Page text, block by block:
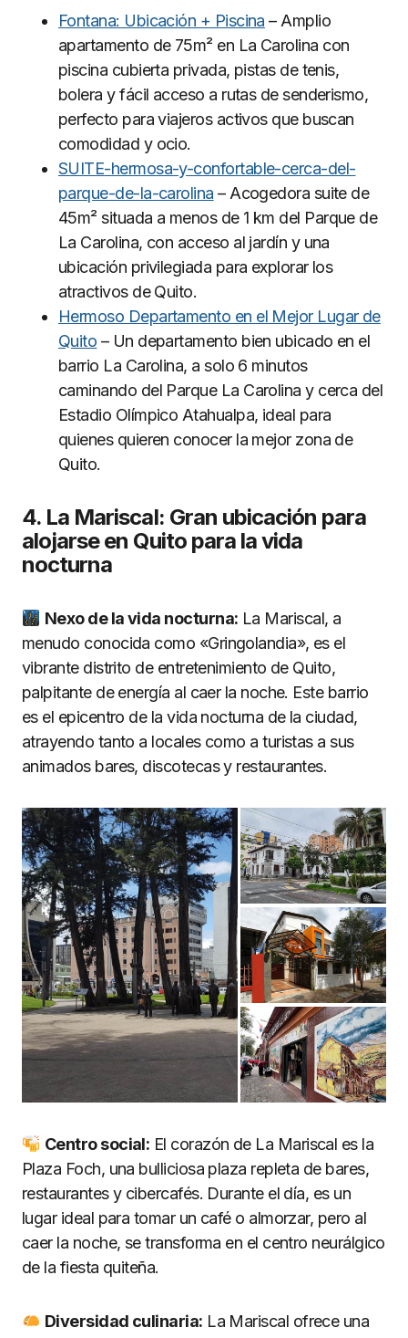
Fontana: Ubicación + Piscina – Amplio
apartamento de 75m² en La Carolina con
piscina cubierta privada, pistas de tenis,
bolera y fácil acceso a rutas de senderismo,
perfecto para viajeros activos que buscan
comodidad y ocio.
SUITE-hermosa-y-confortable-cerca-del-
parque-de-la-carolina – Acogedora suite de
45m² situada a menos de 1 km del Parque de
La Carolina, con acceso al jardín y una
ubicación privilegiada para explorar los
atractivos de Quito.
Hermoso Departamento en el Mejor Lugar de
Quito – Un departamento bien ubicado en el
barrio La Carolina, a solo 6 minutos
caminando del Parque La Carolina y cerca del
Estadio Olímpico Atahualpa, ideal para
quienes quieren conocer la mejor zona de
Quito.
4. La Mariscal: Gran ubicación para
alojarse en Quito para la vida
nocturna
Nexo de la vida nocturna: La Mariscal, a
menudo conocida como «Gringolandia», es el
vibrante distrito de entretenimiento de Quito,
palpitante de energía al caer la noche. Este barrio
es el epicentro de la vida nocturna de la ciudad,
atrayendo tanto a locales como a turistas a sus
animados bares, discotecas y restaurantes.
Centro social: El corazón de La Mariscal es la
Plaza Foch, una bulliciosa plaza repleta de bares,
restaurantes y cibercafés. Durante el día, es un
lugar ideal para tomar un café o almorzar, pero al
caer la noche, se transforma en el centro neurálgico
de la fiesta quiteña.
Diversidad culinaria: La Mariscal ofrece una